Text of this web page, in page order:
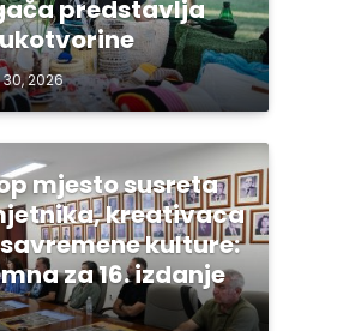
predstavlja
2026
mjesto susreta
kreativaca
kulture:
za 16. izdanje